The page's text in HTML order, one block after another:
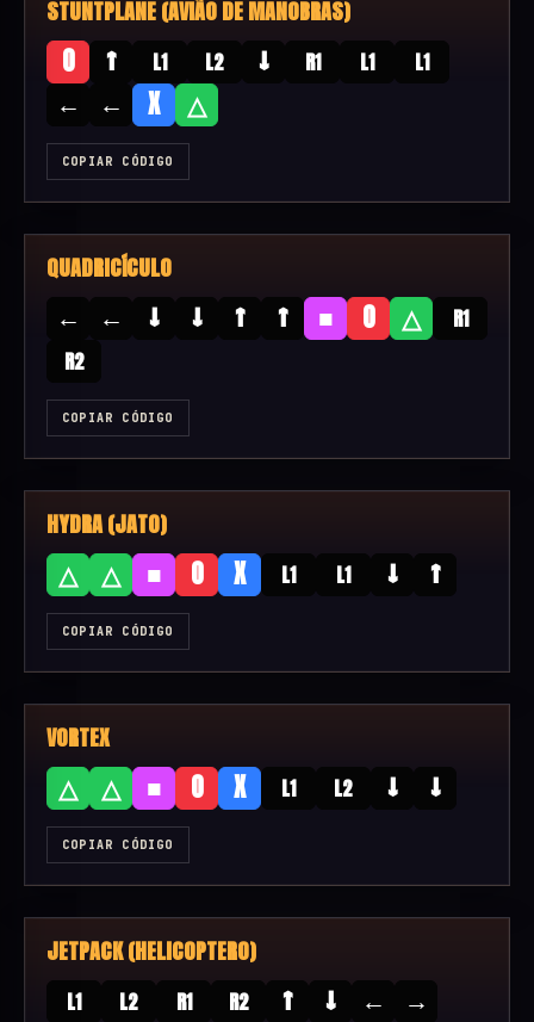
STUNTPLANE (AVIÃO DE MANOBRAS)
O ↑ L1 L2 ↓ R1 L1 L1
← ← X △
COPIAR CÓDIGO
QUADRICÍCULO
← ← ↓ ↓ ↑ ↑ ■ O △
R1
R2
COPIAR CÓDIGO
HYDRA (JATO)
△ △ ■ O X L1 L1 ↓ ↑
COPIAR CÓDIGO
VORTEX
△ △ ■ O X L1 L2 ↓ ↓
COPIAR CÓDIGO
JETPACK (HELICOPTERO)
L1 L2 R1 R2 ↑ ↓ ← →